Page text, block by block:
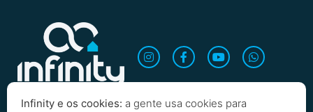
Infinity e os cookies: a gente usa cookies para